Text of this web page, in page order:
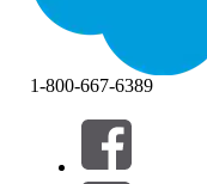
Filtrar por (0)
SELECCIONAR
1-800-667-6389